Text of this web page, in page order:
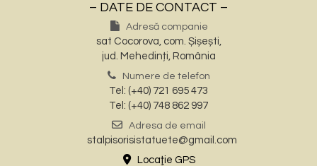
– DATE DE CONTACT –
Adresă companie
sat Cocorova, com. Șișești,
jud. Mehedinți, România
Numere de telefon
Tel: (+40) 721 695 473
Tel: (+40) 748 862 997
Adresa de email
stalpisorisistatuete@gmail.com
Locaţie GPS